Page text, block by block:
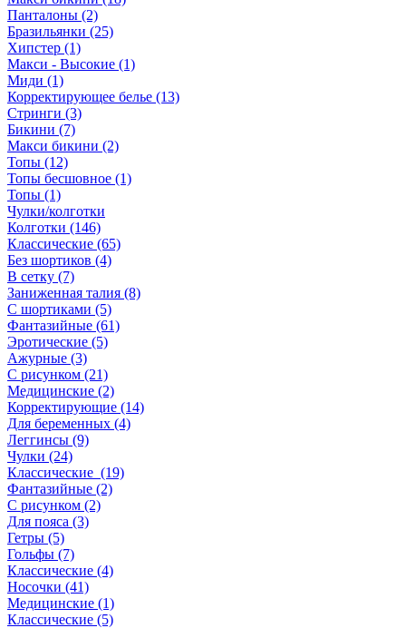
Панталоны (2)
Бразильянки (25)
Хипстер (1)
Макси - Высокие (1)
Миди (1)
Корректирующее белье (13)
Стринги (3)
Бикини (7)
Макси бикини (2)
Топы (12)
Топы бесшовное (1)
Топы (1)
Чулки/колготки
Колготки (146)
Классические (65)
Без шортиков (4)
В сетку (7)
Заниженная талия (8)
C шортиками (5)
Фантазийные (61)
Эротические (5)
Ажурные (3)
С рисунком (21)
Медицинские (2)
Корректирующие (14)
Для беременных (4)
Леггинсы (9)
Чулки (24)
Классические (19)
Фантазийные (2)
С рисунком (2)
Для пояса (3)
Гетры (5)
Гольфы (7)
Классические (4)
Носочки (41)
Медицинские (1)
Классические (5)